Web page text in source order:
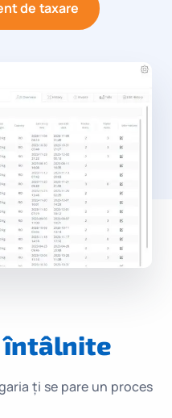
de taxare
întâlnite
ți se pare un proces